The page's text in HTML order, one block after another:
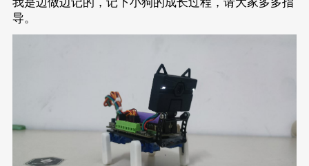
我是边做边记的，记下小狗的成长过程，请大家多多指
导。